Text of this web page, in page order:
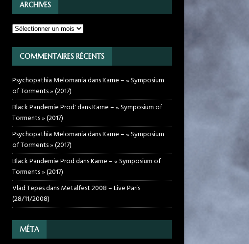
ARCHIVES
COMMENTAIRES RÉCENTS
Psychopathia MelomaniadansKarne – « Symposium
of Torments » (2017)
Black Pandemie Prod'dansKarne – « Symposium of
Torments » (2017)
Psychopathia MelomaniadansKarne – « Symposium
of Torments » (2017)
Black Pandemie ProddansKarne – « Symposium of
Torments » (2017)
Vlad TepesdansMetalfest 2008 – Live Paris
(28/11/2008)
MÉTA